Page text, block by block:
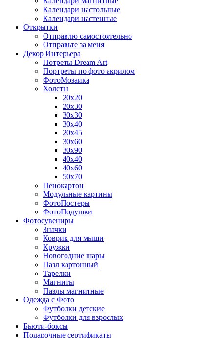
Календари настольные
Календари настенные
Открытки
Отправлю самостоятельно
Отправьте за меня
Декор Интерьера
Потреты Dream Art
Портреты по фото акрилом
ФотоМозаика
Холсты
20х20
20х30
30х30
30х40
20х45
30х60
30х90
40х40
40х60
50х70
Пенокартон
Модульные картины
ФотоПостеры
ФотоПодушки
Фотоcувениры
Значки
Коврик для мыши
Кружки
Новогодние шары
Пазл картонный
Тарелки
Магниты
Пазлы магнитные
Одежда с Фото
Футболки детские
Футболки для взрослых
Бьюти-боксы
Подарочные сертификаты